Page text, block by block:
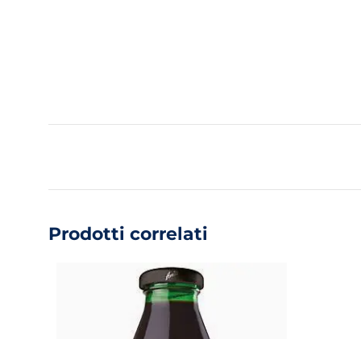
Prodotti correlati